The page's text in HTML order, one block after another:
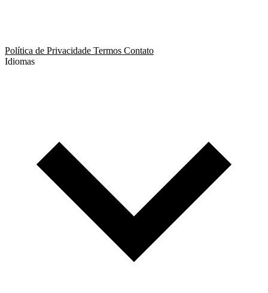
Política de Privacidade Termos Contato
Idiomas